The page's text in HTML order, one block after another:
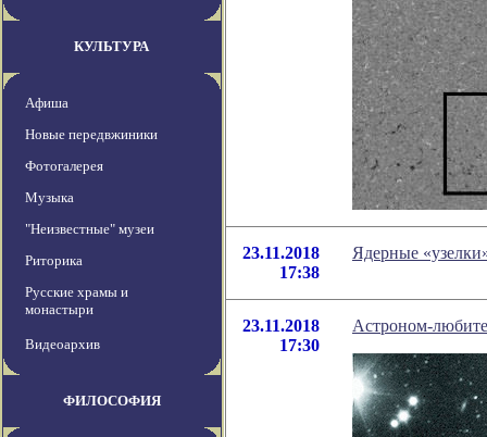
КУЛЬТУРА
Афиша
Новые передвжиники
Фотогалерея
Музыка
"Неизвестные" музеи
Риторика
Русские храмы и
монастыри
Видеоархив
ФИЛОСОФИЯ
23.11.2018
17:38
Ядерные
23.11.2018
17:30
Астроном-